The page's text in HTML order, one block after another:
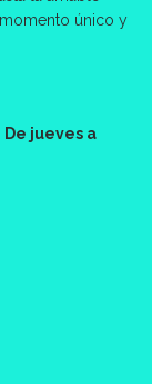
único y
jueves a